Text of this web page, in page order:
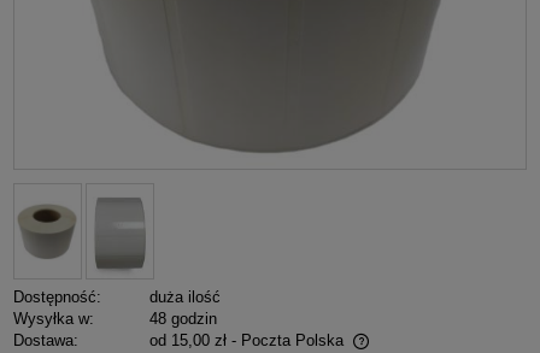
Dostępność:
duża ilość
Wysyłka w:
48 godzin
Dostawa:
od 15,00 zł - Poczta Polska